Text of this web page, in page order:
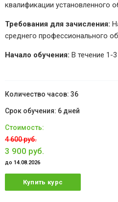
квалификации установленного
Требования для зачисления:
среднего профессионального
Начало обучения: В течение 1-
36
6 дней
4 600 руб.
3 900 руб.
до 14.08.2026
Купить курс